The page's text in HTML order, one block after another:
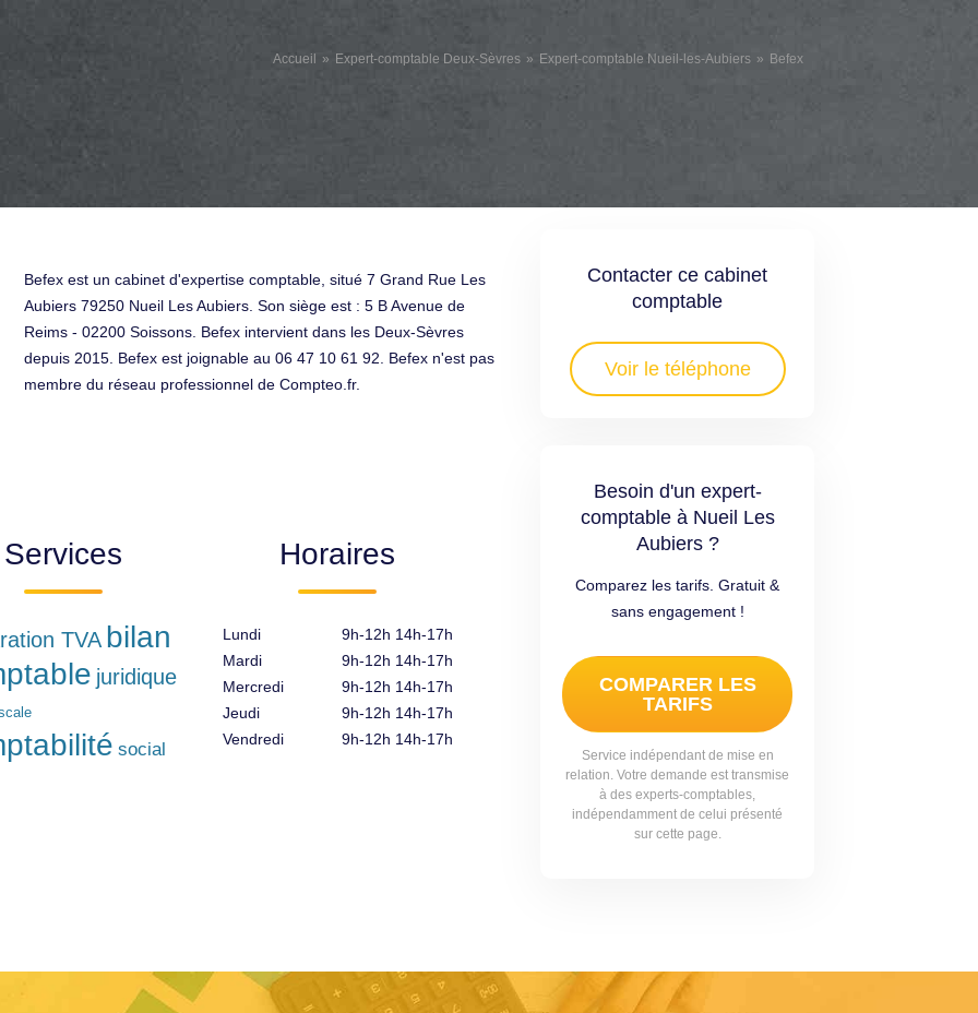
Accueil Expert-comptable Deux-Sèvres Expert-comptable Nueil-les-Aubiers Befex
Contacter ce cabinet
comptable
Voir le téléphone
Besoin d'un expert-
comptable à Nueil Les
Aubiers ?
Comparez les tarifs. Gratuit &
sans engagement !
COMPARER LES
TARIFS
Service indépendant de mise en
relation. Votre demande est transmise
à des experts-comptables,
indépendamment de celui présenté
sur cette page.
Befex est un cabinet d'expertise comptable, situé 7 Grand Rue Les
Aubiers 79250 Nueil Les Aubiers. Son siège est : 5 B Avenue de
Reims - 02200 Soissons. Befex intervient dans les Deux-Sèvres
depuis 2015. Befex est joignable au 06 47 10 61 92. Befex n'est pas
membre du réseau professionnel de Compteo.fr.
Services
TVA bilan
juridique
social
Horaires
Lundi
Mardi
Mercredi
Jeudi
Vendredi
9h-12h 14h-17h
9h-12h 14h-17h
9h-12h 14h-17h
9h-12h 14h-17h
9h-12h 14h-17h